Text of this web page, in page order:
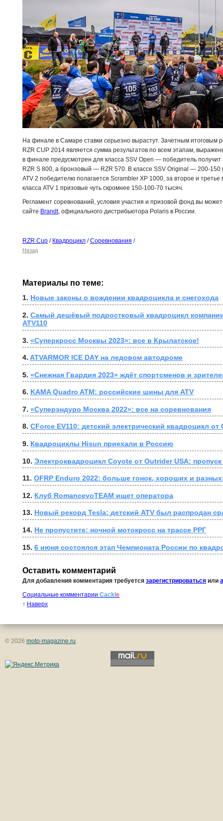
На финале в Самаре ставки серьезно вырастут. Зачетным итоговым
RZR CUP 2014 является сумма результатов по всем этапам,
в финале предусмотрен для класса SSV Open — победитель
RZR S 800, а бронзовый — RZR 570. В классе SSV Original — 200-150
ATV 2 победителю полагается Scrambler XP 1000, за второе и
класса ATV 1 призовые чуть скромнее 150-100-70 тысяч.
Регламент соревнований, условия участия и призовой фонд вы
сайте Brandt, официального дистрибьютора Polaris в России.
RZR Cup / Квадроцикл /Соревнования /
Назад
Материалы по теме:
1. Новые законы о вождении квадроцикла и снегохода
2. Самый дешёвый подростковый квадроцикл
ATV110
3. «Суперкросс Москвы 2023»: все в Крылатское!
4. ATVARMOR ICE DAY на ледовом автодроме
5. «Снежная Гвардия 2023» ждёт спортсменов и
6. KAMA Quadro ATM: российские шины для ATV
7. «Суперэндуро Москва 2022»: все на соревнования
8. CForce EV110: детский электрический квадроцикл
9. Квадроциклы Hisun приехали в Россию
10. Электроквадроцикл Coyote от Outrider USA:
11. OFRP Enduro 2022: больше гонок, хороших и
12. Клуб RomancevoTEAM ищет оператора
13. Новый рекорд Tesla: детский ATV был распродан
14. Не пропустите: ночной мотокросс на трассе РРГ
15. 6 июня состоялся этап Чемпионата России по
Оставить комментарий
Для добавления комментария требуется зарегистрироваться или
Социальные комментарии Cackl e
↑ Наверх
© 2026 moto-magazine.ru.